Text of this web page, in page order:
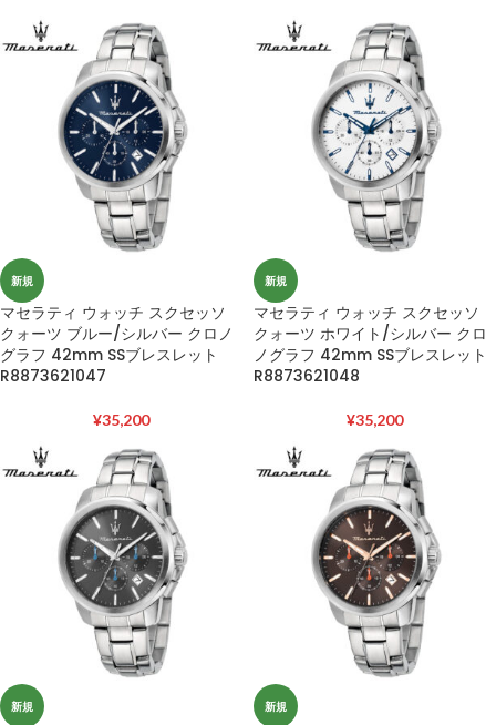
新規
マセラティ ウォッチ スクセッソ
クォーツ ブルー/シルバー クロノ
グラフ 42mm SSブレスレット
R8873621047
¥35,200
新規
マセラティ ウォッチ スクセッソ
クォーツ ホワイト/シルバー クロ
ノグラフ 42mm SSブレスレット
R8873621048
¥35,200
新規 新規